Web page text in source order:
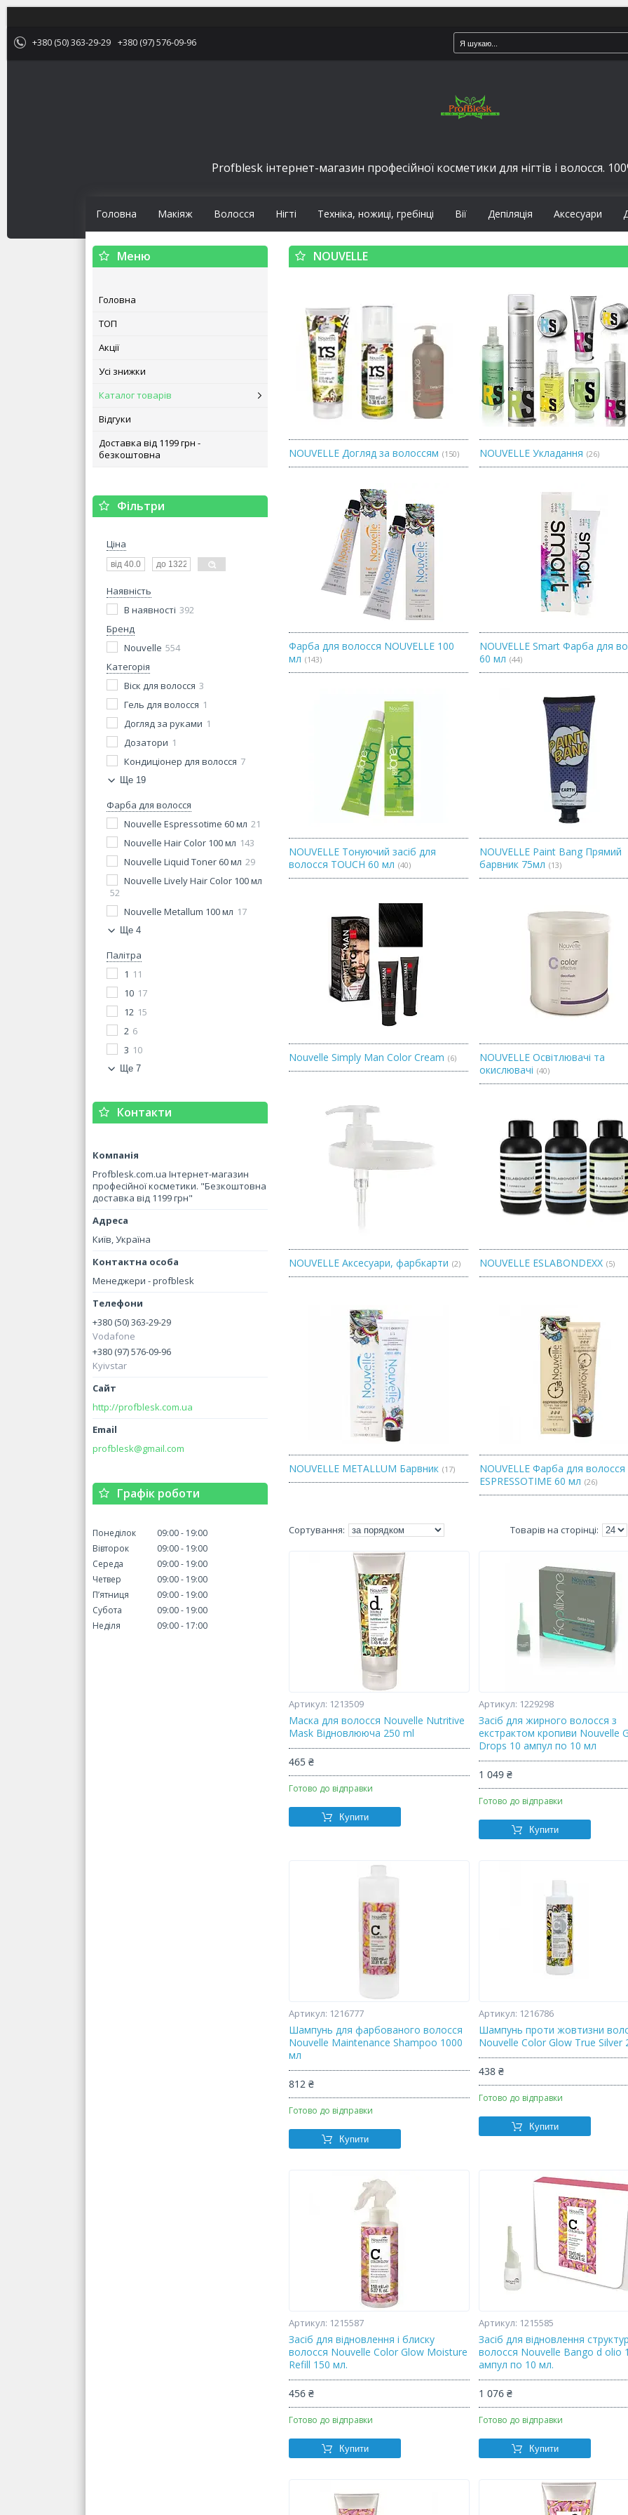
+380 (50) 363-29-29 +380 (97) 576-09-96
Profblesk інтернет-магазин професійної косметики для нігтів і волосся.
Головна Макіяж Волосся Нігті Техніка, ножиці, гребінці Вії Депіляція Аксесуари
Головна
ТОП
Акції
Усі знижки
Каталог товарів
Відгуки
Доставка від 1199 грн -
безкоштовна
Фільтри
Ціна
Наявність
В наявності 392
Бренд
Nouvelle 554
Категорія
Віск для волосся 3
Гель для волосся 1
Догляд за руками 1
Дозатори 1
Кондиціонер для волосся 7
Ще 19
Фарба для волосся
Nouvelle Espressotime 60 мл 21
Nouvelle Hair Color 100 мл 143
Nouvelle Liquid Toner 60 мл 29
Nouvelle Lively Hair Color 100 мл
52
Nouvelle Metallum 100 мл 17
Ще 4
Палітра
1 11
10 17
12 15
2 6
3 10
Ще 7
Контакти
Profblesk.com.ua Інтернет-магазин
професійної косметики. "Безкоштовна
доставка від 1199 грн"
Київ, Україна
Менеджери - profblesk
+380 (50) 363-29-29
Vodafone
+380 (97) 576-09-96
Kyivstar
http://profblesk.com.ua
profblesk@gmail.com
Графік роботи
Понеділок 09:00
19:00
Вівторок
09:00
19:00
Середа
09:00
19:00
Четвер
09:00
19:00
Пʼятниця
09:00
19:00
Субота
09:00
19:00
Неділя
09:00 17:00
NOUVELLE
NOUVELLE Догляд за волоссям 150 NOUVELLE Укладання 26
Фарба для волосся NOUVELLE 100
мл
143
NOUVELLE Smart Фарба для
60 мл
44
NOUVELLE Тонуючий засіб для
волосся TOUCH 60 мл
40
NOUVELLE Paint Bang Прямий
барвник 75мл
13
Nouvelle Simply Man Color Cream 6
NOUVELLE Освітлювачі та
окислювачі
40
NOUVELLE Аксесуари, фарбкарти 2 NOUVELLE ESLABONDEXX 5
NOUVELLE METALLUM Барвник 17
NOUVELLE Фарба для волосся
ESPRESSOTIME 60 мл
26
1213509
Маска для волосся Nouvelle Nutritive
Mask Відновлююча 250 ml
465 ₴
Готово до відправки
Купити
1229298
Засіб для жирного волосся з
екстрактом кропиви Nouvelle
Drops 10 ампул по 10 мл
1 049 ₴
Готово до відправки
Купити
1216777
Шампунь для фарбованого волосся
Nouvelle Maintenance Shampoo 1000
мл
812 ₴
Готово до відправки
Купити
1216786
Шампунь проти жовтизни
Nouvelle Color Glow True Silver
438 ₴
Готово до відправки
Купити
1215587
Засіб для відновлення і блиску
волосся Nouvelle Color Glow Moisture
Refill 150 мл.
456 ₴
Готово до відправки
Купити
1215585
Засіб для відновлення
волосся Nouvelle Bango d olio
ампул по 10 мл.
1 076 ₴
Готово до відправки
Купити